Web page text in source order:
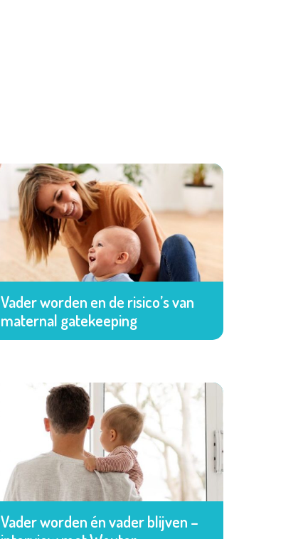
Vader worden en de risico’s van
maternal gatekeeping
Vader worden én vader blijven –